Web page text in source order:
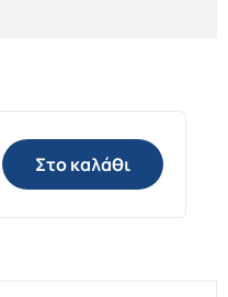
Στο καλάθι